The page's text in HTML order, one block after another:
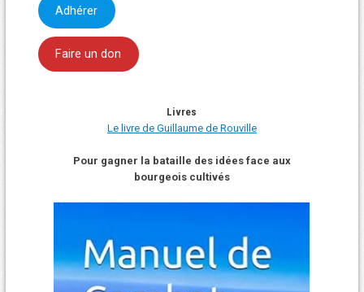
Adhérer
Faire un don
Livres
Le livre de Guillaume de Rouville
Pour gagner la bataille des idées face aux
bourgeois cultivés